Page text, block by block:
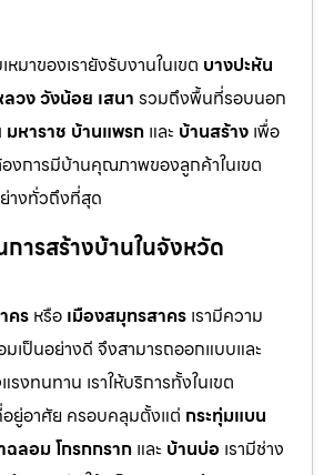
มาของเรายังรับงานในเขต บางปะหัน
วงวังน้อย เสนา รวมถึงพื้นที่รอบนอก
มหาราช บ้านแพรก และ บ้านสร้าง เพื่อ
งการมีบ้านคุณภาพของลูกค้าในเขต
างทั่วถึงที่สุด
ารสร้างบ้านในจังหวัด
คร หรือ เมืองสมุทรสาคร เรามีความ
มเป็นอย่างดี จึงสามารถออกแบบและ
รงทนทาน เราให้บริการทั้งในเขต
อยู่อาศัย ครอบคลุมตั้งแต่ กระทุ่มแบน
ฉลอมโกรกกราก และ บ้านบ่อ เรามีช่าง